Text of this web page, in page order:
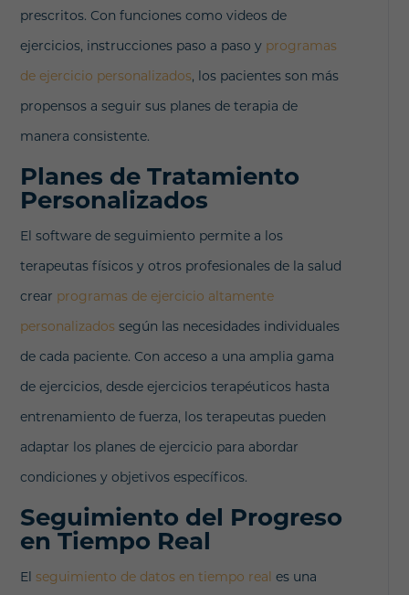
prescritos. Con funciones como videos de
ejercicios, instrucciones paso a paso y programas
de ejercicio personalizados, los pacientes son más
propensos a seguir sus planes de terapia de
manera consistente.
Planes de Tratamiento
Personalizados
El software de seguimiento permite a los
terapeutas físicos y otros profesionales de la salud
crear programas de ejercicio altamente
personalizados según las necesidades individuales
de cada paciente. Con acceso a una amplia gama
de ejercicios, desde ejercicios terapéuticos hasta
entrenamiento de fuerza, los terapeutas pueden
adaptar los planes de ejercicio para abordar
condiciones y objetivos específicos.
Seguimiento del Progreso
en Tiempo Real
El seguimiento de datos en tiempo real es una